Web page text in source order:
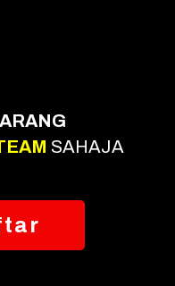
SAHAJA